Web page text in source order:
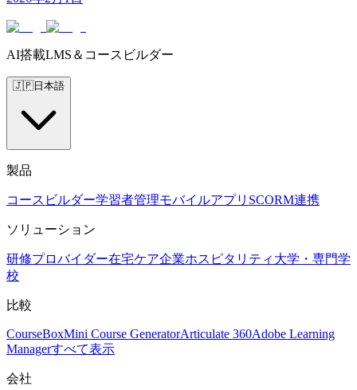
AI搭載LMS＆コースビルダー
🇯🇵日本語
製品
コースビルダー学習者管理モバイルアプリ SCORM連携
ソリューション
研修プロバイダー在宅ケア企業ホスピタリティ 大学・専門学
校
比較
CourseBoxMini Course GeneratorArticulate 360Adobe Learning
Managerすべて表示
会社